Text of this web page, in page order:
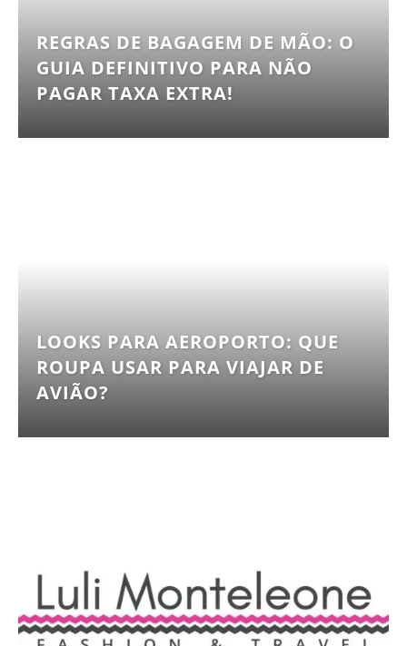
REGRAS DE BAGAGEM DE MÃO: O
GUIA DEFINITIVO PARA NÃO
PAGAR TAXA EXTRA!
LOOKS PARA AEROPORTO: QUE
ROUPA USAR PARA VIAJAR DE
AVIÃO?